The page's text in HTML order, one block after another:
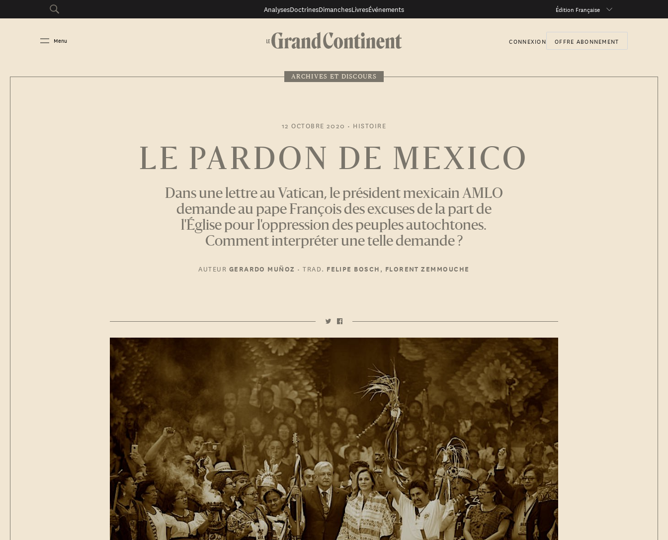
AnalysesDoctrinesDimanchesLivresÉvénements Édition Française
Menu CONNEXION OFFRE ABONNEMENT
ARCHIVES ET DISCOURS
12 OCTOBRE 2020 • HISTOIRE
LE PARDON DE MEXICO
Dans une lettre au Vatican, le président mexicain AMLO
demande au pape François des excuses de la part de
l'Église pour l'oppression des peuples autochtones.
Comment interpréter une telle demande ?
AUTEUR GERARDO MUÑOZ •TRAD. FELIPE BOSCH, FLORENT ZEMMOUCHE